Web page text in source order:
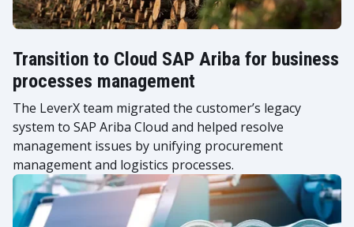
Transition to Cloud SAP Ariba for business
processes management
The LeverX team migrated the customer’s legacy
system to SAP Ariba Cloud and helped resolve
management issues by unifying procurement
management and logistics processes.